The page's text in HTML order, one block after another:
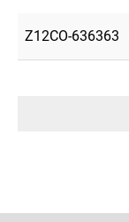
Z12CO-636363